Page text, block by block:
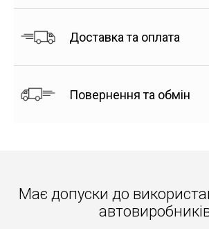
Доставка та оплата
Повернення та обмін
Має допуски до